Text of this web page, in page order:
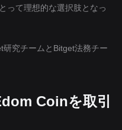
って理想的な選択肢となっ
研究チームとBitget法務チー
Coinを取引